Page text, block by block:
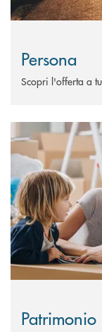
Persona
Scopri l'offerta a
Scopri di più
Patrimonio